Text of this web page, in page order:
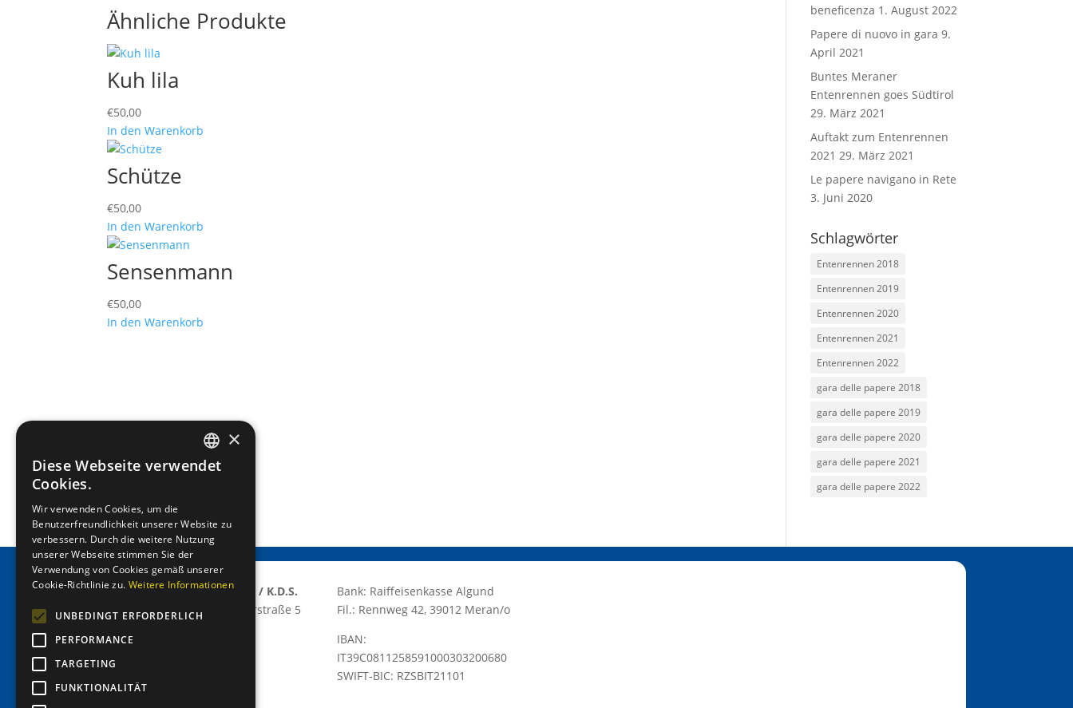
Ähnliche Produkte
Kuh lila
€50,00
In den Warenkorb
Schütze
€50,00
In den Warenkorb
Sensenmann
€50,00
In den Warenkorb
beneficenza 1. August 2022
Papere di nuovo in gara 9.
April 2021
Buntes Meraner
Entenrennen goes Südtirol
29. März 2021
Auftakt zum Entenrennen
2021 29. März 2021
Le papere navigano in Rete
3. Juni 2020
Schlagwörter
Entenrennen 2018
Entenrennen 2019
Entenrennen 2020
Entenrennen 2021
Entenrennen 2022
gara delle papere 2018
gara delle papere 2019
gara delle papere 2020
gara delle papere 2021
gara delle papere 2022
Lions Club Meran/o E.T.S / K.D.S.
Via Grabmayr – Grabmayrstraße 5
P.IVA: 03310420215
C.D.: T9K4ZHO
Bank: Raiffeisenkasse Algund
Fil.: Rennweg 42, 39012 Meran/o
IBAN:
IT39C0811258591000303200680
SWIFT-BIC: RZSBIT21101
GERMAN
×
Diese Webseite verwendet
Cookies.
Wir verwenden Cookies, um die
Benutzerfreundlichkeit unserer Website zu
verbessern. Durch die weitere Nutzung
unserer Webseite stimmen Sie der
Verwendung von Cookies gemäß unserer
Cookie-Richtlinie zu. Weitere Informationen
UNBEDINGT ERFORDERLICH
PERFORMANCE
TARGETING
FUNKTIONALITÄT